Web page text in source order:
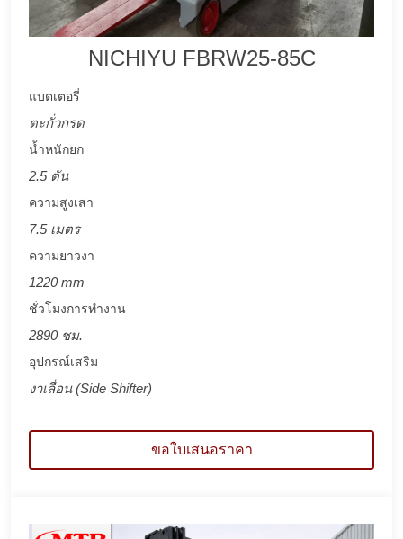
NICHIYU FBRW25-85C
แบตเตอรี่
ตะกั่วกรด
น้ำหนักยก
2.5 ตัน
ความสูงเสา
7.5 เมตร
ความยาวงา
1220 mm
ชั่วโมงการทำงาน
2890 ชม.
อุปกรณ์เสริม
งาเลื่อน (Side Shifter)
ขอใบเสนอราคา